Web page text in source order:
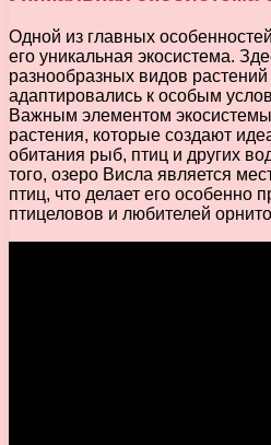
Одной из главных
его уникальная экосистема.
разнообразных видов
адаптировались к особым
Важным элементом
растения, которые создают
обитания рыб, птиц и других
того, озеро Висла является
птиц, что делает его особенно
птицеловов и любителей